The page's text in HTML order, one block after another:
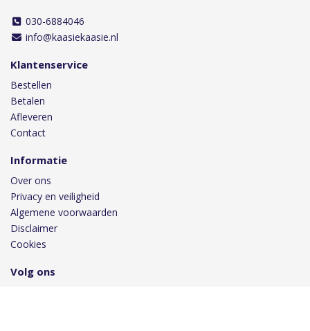
030-6884046
info@kaasiekaasie.nl
Klantenservice
Bestellen
Betalen
Afleveren
Contact
Informatie
Over ons
Privacy en veiligheid
Algemene voorwaarden
Disclaimer
Cookies
Volg ons